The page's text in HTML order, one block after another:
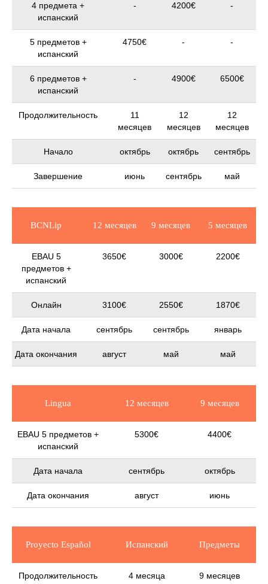
4 предмета +
испанский
- 4200€ -
5 предметов +
испанский
4750€ - -
6 предметов +
испанский
- 4900€ 6500€
Продолжительность
11
месяцев
12
месяцев
12
месяцев
Начало октябрь октябрь сентябрь
Завершение июнь сентябрь май
BCNLip 12 месяцев 9 месяцев 5 месяцев
EBAU 5
предметов +
испанский
3650€ 3000€ 2200€
Онлайн 3100€ 2550€ 1870€
Дата начала сентябрь сентябрь январь
Дата окончания август май май
Lingua 12 месяцев 9 месяцев
EBAU 5 предметов +
испанский
5300€ 4400€
Дата начала сентябрь октябрь
Дата окончания август июнь
Proyecto Español Испанский Предметы
Продолжительность 4 месяца 9 месяцев